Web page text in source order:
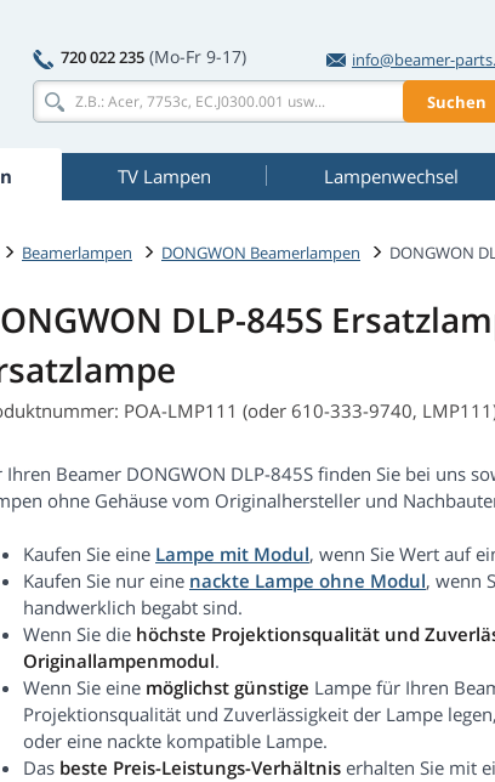
720 022 235 (Mo-Fr 9-17)
info@beamer-
Suchen
TV Lampen Lampenwechsel
Beamerlampen DONGWON Beamerlampen DONGWON
DLP-845S
POA-LMP111 (oder 610-333-9740,
Ihren Beamer DONGWON DLP-845S finden Sie bei uns
ohne Gehäuse vom Originalhersteller und
Kaufen Sie eine Lampe mit Modul, wenn Sie Wert auf
Kaufen Sie nur eine nackte Lampe ohne Modul, wenn
handwerklich begabt sind.
Wenn Sie die höchste Projektionsqualität und
Originallampenmodul.
Wenn Sie eine möglichst günstige Lampe für Ihren
Projektionsqualität und Zuverlässigkeit der Lampe
oder eine nackte kompatible Lampe.
Das beste Preis-Leistungs-Verhältnis erhalten Sie mit